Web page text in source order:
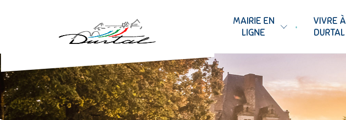
MAIRIE EN
LIGNE
•
VIVRE À
DURTAL